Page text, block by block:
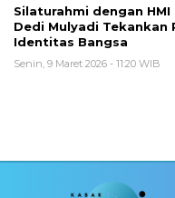
Silaturahmi dengan HMI
Dedi Mulyadi Tekankan
Identitas Bangsa
Senin, 9 Maret 2026 - 11:20 WIB